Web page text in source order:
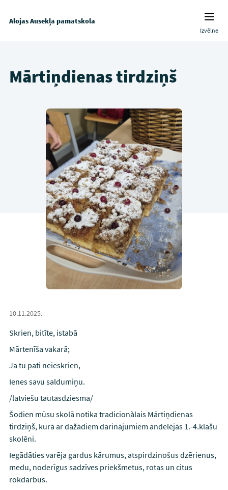
Alojas Ausekļa pamatskola
Izvēlne
Mārtiņdienas tirdziņš
10.11.2025.
Skrien, bitīte, istabā
Mārtenīša vakarā;
Ja tu pati neieskrien,
Ienes savu saldumiņu.
/latviešu tautasdziesma/
Šodien mūsu skolā notika tradicionàlais Mārtiņdienas
tirdziņš, kurā ar dažādiem darinājumiem andelējās 1.-4.klašu
skolēni.
Iegādāties varēja gardus kārumus, atspirdzinošus dzērienus,
medu, noderīgus sadzīves priekšmetus, rotas un citus
rokdarbus.